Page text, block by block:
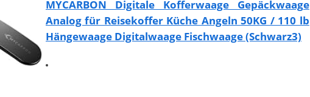
MYCARBON Digitale Kofferwaage Gepäckwaage
Analog für Reisekoffer Küche Angeln 50KG / 110 lb
Hängewaage Digitalwaage Fischwaage (Schwarz3)